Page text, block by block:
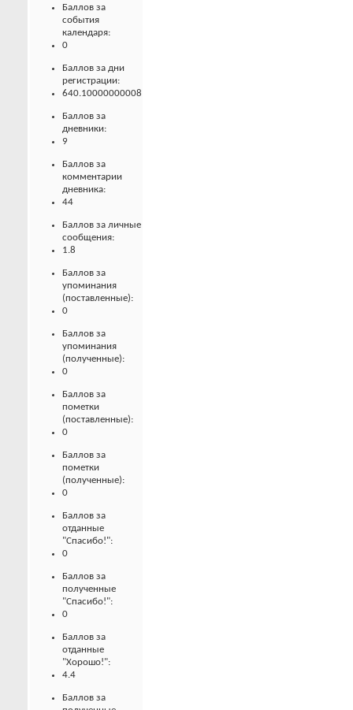
Баллов за
события
календаря:
0
Баллов за дни
регистрации:
640.10000000008
Баллов за
дневники:
9
Баллов за
комментарии
дневника:
44
Баллов за личные
сообщения:
1.8
Баллов за
упоминания
(поставленные):
0
Баллов за
упоминания
(полученные):
0
Баллов за
пометки
(поставленные):
0
Баллов за
пометки
(полученные):
0
Баллов за
отданные
"Спасибо!":
0
Баллов за
полученные
"Спасибо!":
0
Баллов за
отданные
"Хорошо!":
4.4
Баллов за